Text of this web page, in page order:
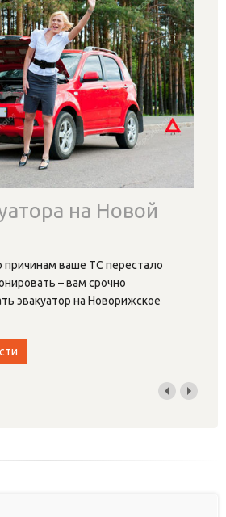
на Новой
причинам ваше ТС перестало
– вам срочно
эвакуатор на Новорижское